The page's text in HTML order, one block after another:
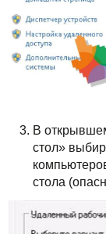
События
Акции
В
стол»
стола